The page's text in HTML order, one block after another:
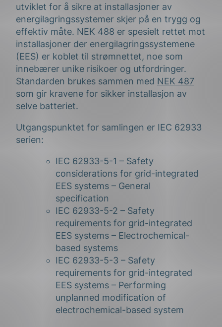
utviklet for å sikre at installasjoner av
energilagringssystemer skjer på en trygg og
effektiv måte. NEK 488 er spesielt rettet mot
installasjoner der energilagringssystemene
(EES) er koblet til strømnettet, noe som
innebærer unike risikoer og utfordringer.
Standarden brukes sammen med NEK 487
som gir kravene for sikker installasjon av
selve batteriet.
Utgangspunktet for samlingen er IEC 62933
serien:
IEC 62933-5-1 – Safety
considerations for grid-integrated
EES systems – General
specification
IEC 62933-5-2 – Safety
requirements for grid-integrated
EES systems – Electrochemical-
based systems
IEC 62933-5-3 – Safety
requirements for grid-integrated
EES systems – Performing
unplanned modification of
electrochemical-based system